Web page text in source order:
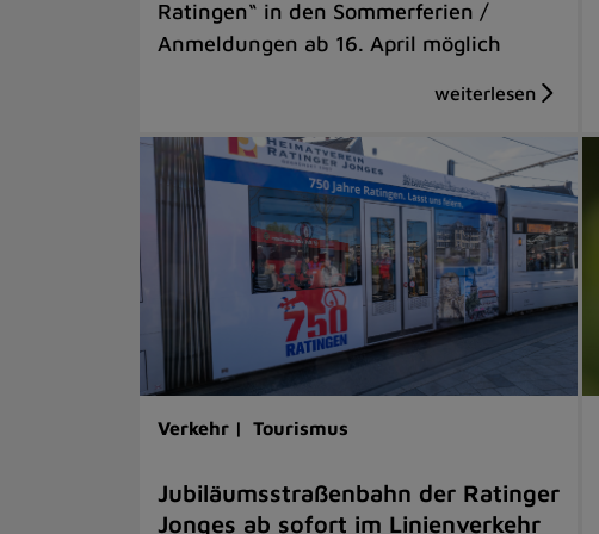
Ratingen“ in den Sommerferien /
Anmeldungen ab 16. April möglich
Verkehr | Tourismus
Jubiläumsstraßenbahn der Ratinger
Jonges ab sofort im Linienverkehr